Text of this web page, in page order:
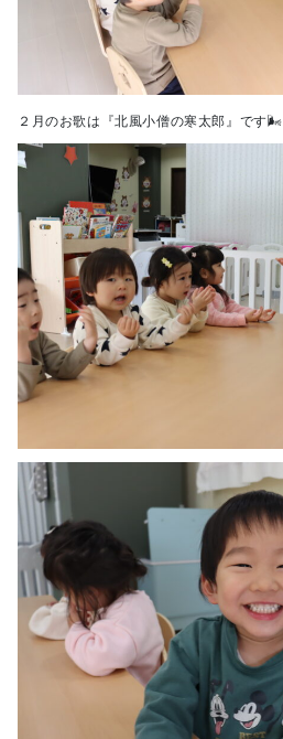
２月のお歌は『北風小僧の寒太郎』です🌬